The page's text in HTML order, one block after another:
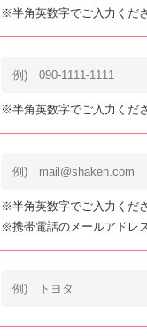
※半角英数字でご入力くださ
※半角英数字でご入力くださ
※半角英数字でご入力くださ
※携帯電話のメールアドレ